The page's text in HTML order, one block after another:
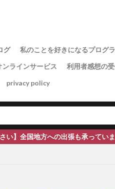
グ
私のことを好きになるプログ
ンラインサービス
利用者感想の
privacy policy
ていますので、お気軽にお問い合